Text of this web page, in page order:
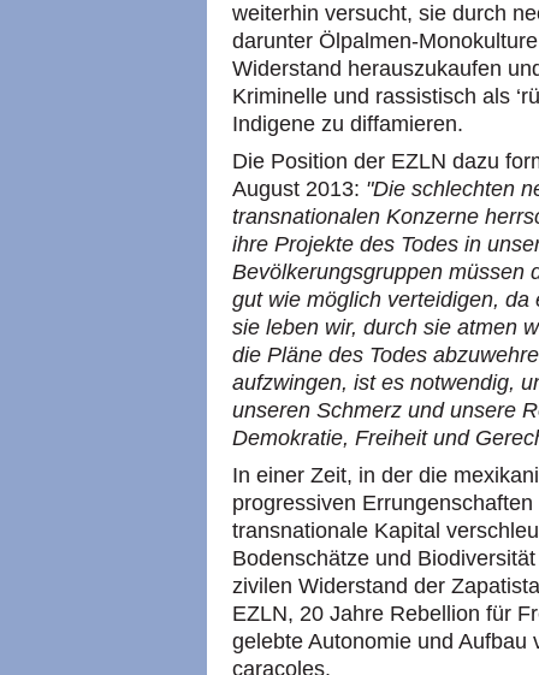
weiterhin versucht, sie durch
darunter Ölpalmen-
Widerstand herauszukaufen
Kriminelle und rassistisch als
Indigene zu diffamieren.
Die Position der EZLN dazu
August 2013: "Die schlechten
transnationalen Konzerne
ihre Projekte des Todes in
Bevölkerungsgruppen müssen
gut wie möglich verteidigen,
sie leben wir, durch sie atmen
die Pläne des Todes
aufzwingen, ist es notwendig,
unseren Schmerz und unsere
Demokratie, Freiheit und
In einer Zeit, in der die
progressiven
transnationale Kapital
Bodenschätze und
zivilen Widerstand der
EZLN, 20 Jahre Rebellion für
gelebte Autonomie und Aufbau
caracoles.